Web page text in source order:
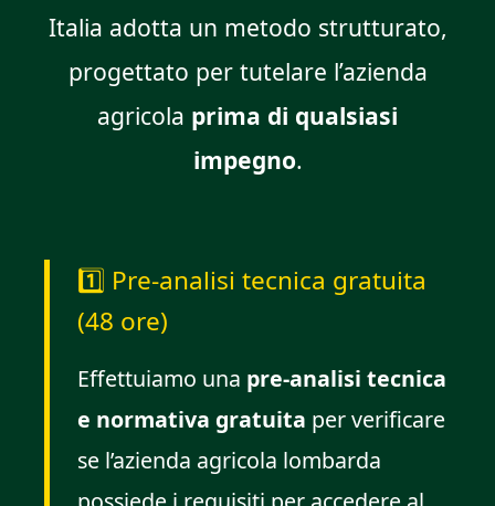
Italia adotta un metodo strutturato,
progettato per tutelare l’azienda
agricola prima di qualsiasi
impegno.
1️⃣ Pre-analisi tecnica gratuita
(48 ore)
Effettuiamo una pre-analisi tecnica
e normativa gratuita per verificare
se l’azienda agricola lombarda